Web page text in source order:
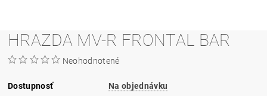
HRAZDA MV-R FRONTAL BAR
Neohodnotené
Dostupnosť
Na objednávku